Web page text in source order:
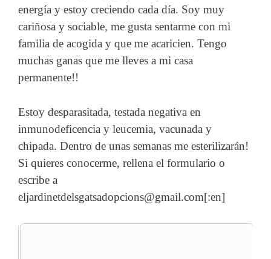
energía y estoy creciendo cada día. Soy muy
cariñosa y sociable, me gusta sentarme con mi
familia de acogida y que me acaricien. Tengo
muchas ganas que me lleves a mi casa
permanente!!
Estoy desparasitada, testada negativa en
inmunodeficencia y leucemia, vacunada y
chipada. Dentro de unas semanas me esterilizarán!
Si quieres conocerme, rellena el formulario o
escribe a
eljardinetdelsgatsadopcions@gmail.com[:en]